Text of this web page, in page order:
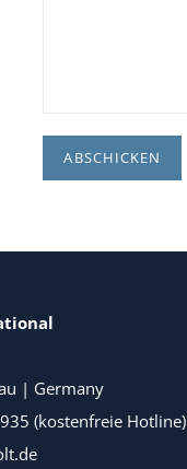
| Germany
(kostenfreie Hotline)